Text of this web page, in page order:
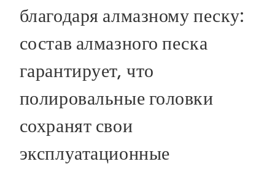
благодаря алмазному песку:
состав алмазного песка
гарантирует, что
полировальные головки
сохранят свои
эксплуатационные